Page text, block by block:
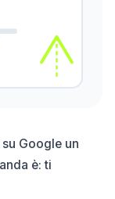
Google un
è: ti